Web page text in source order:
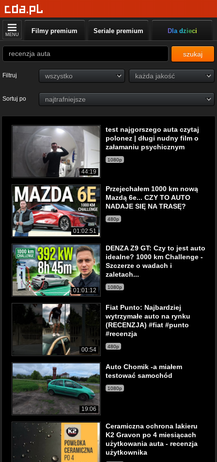
MENU Filmy premium Seriale premium Dla dzieci
szukaj
Filtruj
Sortuj po
44:19
test najgorszego auta czytaj
polonez | długi nudny film o
załamaniu psychicznym
1080p
01:02:51
Przejechałem 1000 km nową
Mazdą 6e... CZY TO AUTO
NADAJE SIĘ NA TRASĘ?
480p
01:01:12
DENZA Z9 GT: Czy to jest auto
idealne? 1000 km Challenge -
Szczerze o wadach i
zaletach...
1080p
00:54
Fiat Punto: Najbardziej
wytrzymałe auto na rynku
(RECENZJA) #fiat #punto
#recenzja
480p
19:06
Auto Chomik -a miałem
testować samochód
1080p
Ceramiczna ochrona lakieru
K2 Gravon po 4 miesiącach
użytkowania auta - recenzja
użytkownika